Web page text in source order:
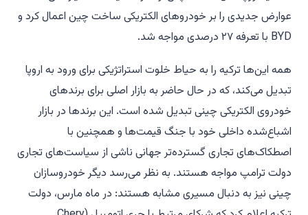
عوارض جدیدی را بر خودروهای الکتریکی ساخت چین اعمال کرد و
BYD با تعرفه ۲۷ درصدی مواجه شد.
همه این‌ها ترکیه را به حیاط خلوت استراتژیکی برای ورود به اروپا
تبدیل می‌کند، که در حال حاضر به بازار اصلی برای برندهای
خودروی الکتریکی چینی تبدیل شده است. این برندها در بازار
اشباع‌شده داخلی خود با جنگ قیمت‌ها و همچنین با
اصطکاک‌های تجاری گسترده‌تر جهانی ناشی از سیاست‌های تجاری
دولت ترامپ مواجه هستند. به نظر می‌رسد دیگر خودروسازان
چینی نیز به دنبال مسیری مشابه هستند: در ماه مارس، دولت